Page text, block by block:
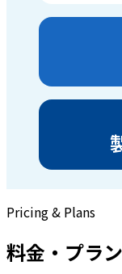
Pricing & Plans
料金・プラン